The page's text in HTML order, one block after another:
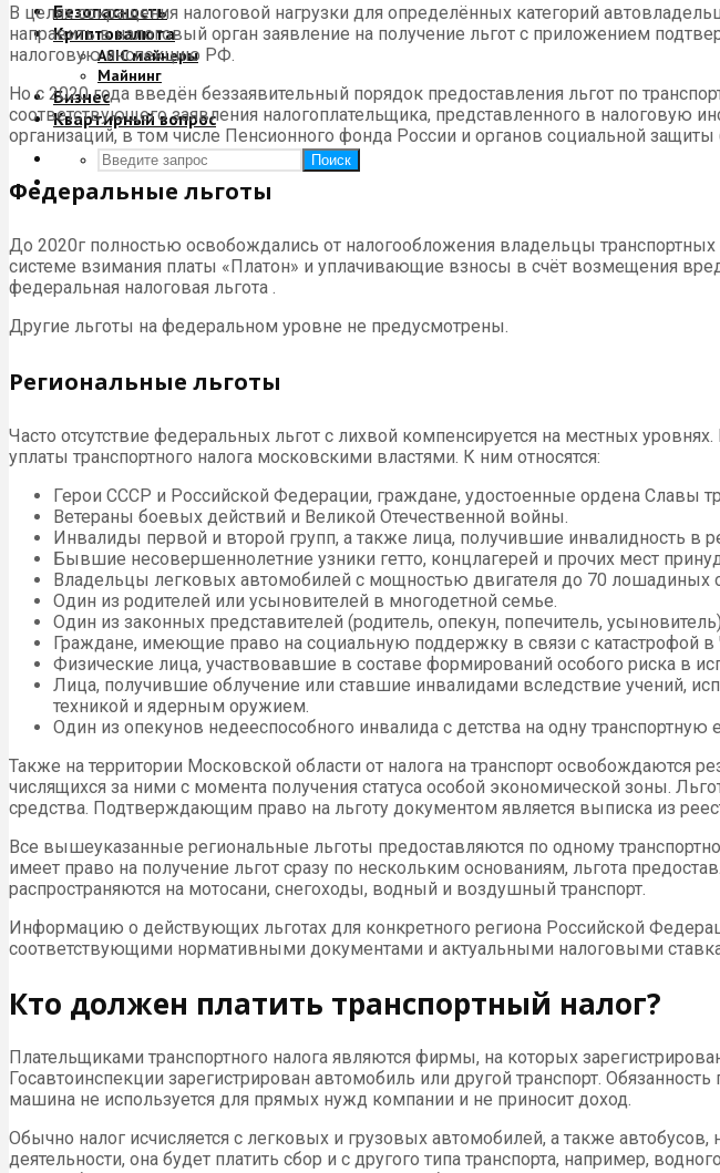
Безопасность
Криптовалюта
ASIC майнеры
Майнинг
Бизнес
Квартирный вопрос
Поиск
В целях сокращения налоговой нагрузки для определённых категорий
направить в налоговый орган заявление на получение льгот с приложением
налоговую инспекцию РФ.
Но с 2020 года введён беззаявительный порядок предоставления льгот по
соответствующего заявления налогоплательщика, представленного в
организаций, в том числе Пенсионного фонда России и органов социальной
Федеральные льготы
До 2020г полностью освобождались от налогообложения владельцы
системе взимания платы «Платон» и уплачивающие взносы в счёт возмещения
федеральная налоговая льгота .
Другие льготы на федеральном уровне не предусмотрены.
Региональные льготы
Часто отсутствие федеральных льгот с лихвой компенсируется на местных
уплаты транспортного налога московскими властями. К ним относятся:
Герои СССР и Российской Федерации, граждане, удостоенные ордена Славы
Ветераны боевых действий и Великой Отечественной войны.
Инвалиды первой и второй групп, а также лица, получившие инвалидность в
Бывшие несовершеннолетние узники гетто, концлагерей и прочих мест
Владельцы легковых автомобилей с мощностью двигателя до 70 лошадиных
Один из родителей или усыновителей в многодетной семье.
Один из законных представителей (родитель, опекун, попечитель,
Граждане, имеющие право на социальную поддержку в связи с катастрофой
Физические лица, участвовавшие в составе формирований особого риска в
Лица, получившие облучение или ставшие инвалидами вследствие учений,
техникой и ядерным оружием.
Один из опекунов недееспособного инвалида с детства на одну
Также на территории Московской области от налога на транспорт освобождаются
числящихся за ними с момента получения статуса особой экономической зоны.
средства. Подтверждающим право на льготу документом является выписка из
Все вышеуказанные региональные льготы предоставляются по одному
имеет право на получение льгот сразу по нескольким основаниям, льгота
распространяются на мотосани, снегоходы, водный и воздушный транспорт.
Информацию о действующих льготах для конкретного региона Российской
соответствующими нормативными документами и актуальными налоговыми
Кто должен платить транспортный налог?
Плательщиками транспортного налога являются фирмы, на которых
Госавтоинспекции зарегистрирован автомобиль или другой транспорт.
машина не используется для прямых нужд компании и не приносит доход.
Обычно налог исчисляется с легковых и грузовых автомобилей, а также
деятельности, она будет платить сбор и с другого типа транспорта, например,